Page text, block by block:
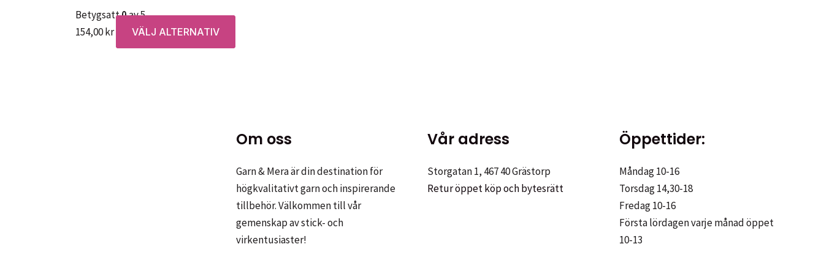
Betygsatt0av 5
154,00kr VÄLJ ALTERNATIV
här
De
alternativen
kan
väljas
på
produktsidan
Om oss
Garn & Mera är din destination för
högkvalitativt garn och inspirerande
tillbehör. Välkommen till vår
gemenskap av stick- och
virkentusiaster!
Vår adress
Storgatan 1, 467 40 Grästorp
Retur öppet köp och bytesrätt
Öppettider:
Måndag 10-16
Torsdag 14,30-18
Fredag 10-16
Första lördagen varje månad öppet
10-13